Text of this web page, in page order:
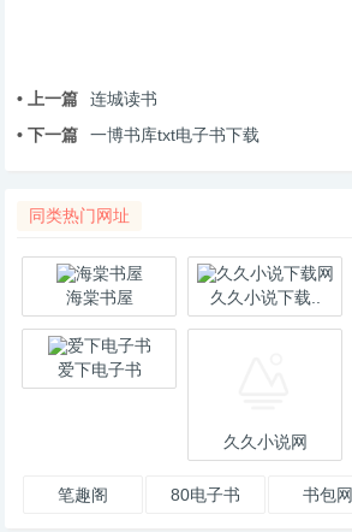
• 上一篇
连城读书
• 下一篇
一博书库txt电子书下载
同类热门网址
海棠书屋 久久小说下载..
爱下电子书
久久小说网
笔趣阁 80电子书 书包网